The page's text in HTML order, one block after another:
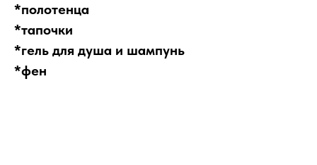
*полотенца
*тапочки
*гель для душа и шампунь
*фен